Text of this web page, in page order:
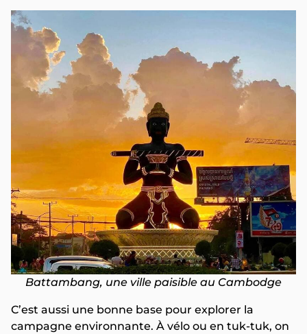
Battambang, une ville paisible au Cambodge
C’est aussi une bonne base pour explorer la
campagne environnante. À vélo ou en tuk-tuk, on